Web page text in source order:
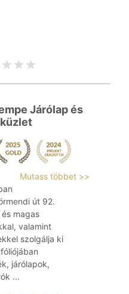
Járólap és
Mutass többet >>
út 92.
magas
valamint
szolgálja ki
járólapok,
...